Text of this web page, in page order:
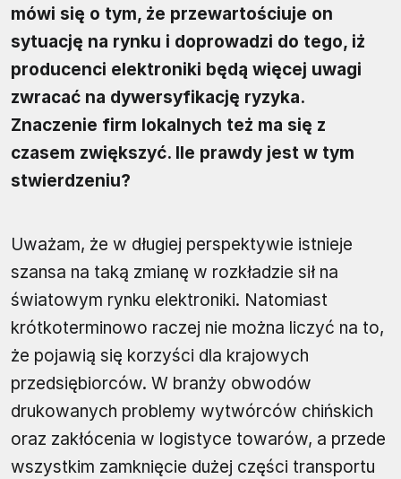
mówi się o tym, że przewartościuje on
sytuację na rynku i doprowadzi do tego, iż
producenci elektroniki będą więcej uwagi
zwracać na dywersyfikację ryzyka.
Znaczenie firm lokalnych też ma się z
czasem zwiększyć. Ile prawdy jest w tym
stwierdzeniu?
Uważam, że w długiej perspektywie istnieje
szansa na taką zmianę w rozkładzie sił na
światowym rynku elektroniki. Natomiast
krótkoterminowo raczej nie można liczyć na to,
że pojawią się korzyści dla krajowych
przedsiębiorców. W branży obwodów
drukowanych problemy wytwórców chińskich
oraz zakłócenia w logistyce towarów, a przede
wszystkim zamknięcie dużej części transportu